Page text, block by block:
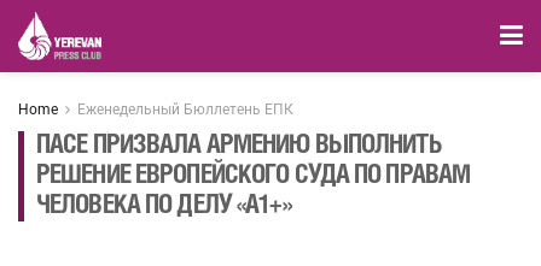
Home Еженедельный Бюллетень ЕПК
ПАСЕ ПРИЗВАЛА АРМЕНИЮ ВЫПОЛНИТЬ
РЕШЕНИЕ ЕВРОПЕЙСКОГО СУДА ПО ПРАВАМ
ЧЕЛОВЕКА ПО ДЕЛУ «А1+»